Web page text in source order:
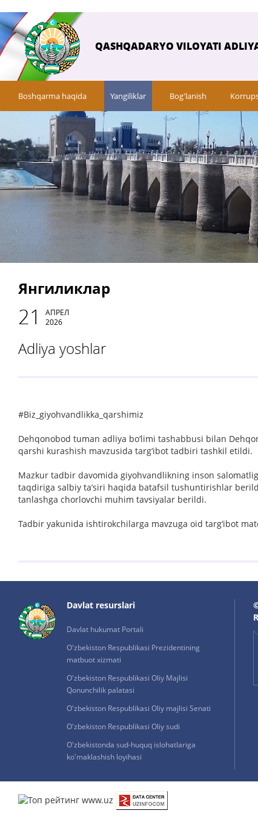
QASHQADARYO VILOYATI
Boshqarma haqida Yangiliklar Bog'lanish
Янгиликлар
21
АПРЕЛ
2026
Adliya yoshlar
#Biz_giyohvandlikka_qarshimiz
Dehqonobod tuman adliya bo‘limi tashabbusi bilan
qarshi kurashish mavzusida targ‘ibot tadbiri tashkil etildi.
Mazkur tadbir davomida giyohvandlikning inson
taqdiriga salbiy ta’siri haqida batafsil tushuntirishlar
tanlashga chorlovchi muhim tavsiyalar berildi.
Tadbir yakunida ishtirokchilarga mavzuga oid targ‘ibot
Davlat resurslari
Davlat hukumat Portali
O'zbekiston Respublikasi Prezidentining
matbuot xizmati
O'zbekiston Respublikasi Oliy Majlisi
Qonunchilik palatasi
O'zbekiston Respublikasi Oliy majlisi Senati
O'zbekiston Respublikasi Oliy sudi
O'zbekistonda sud-huquq islohatlariga
ko'maklashish loyihasi